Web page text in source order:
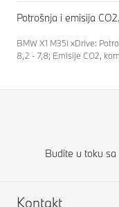
Potrošnja i emisija CO2.
BMW X1 M35i xDrive:
8,2 - 7,8; Emisije CO2,
Budite u toku
Kontakt